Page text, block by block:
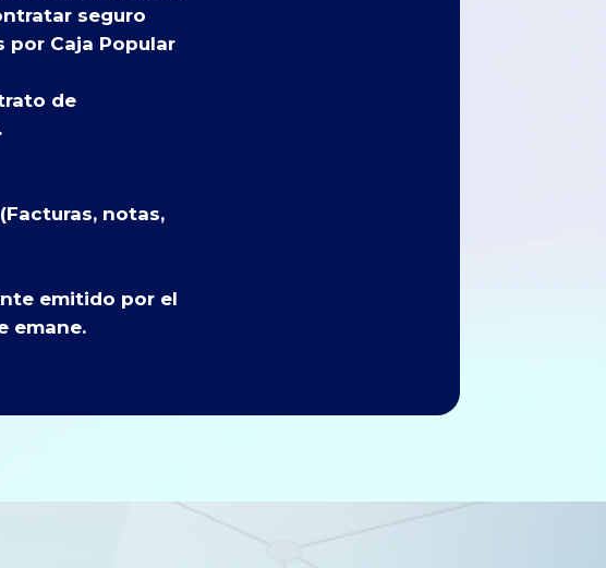
seguro
por Caja Popular
de
notas,
emitido por el
emane.